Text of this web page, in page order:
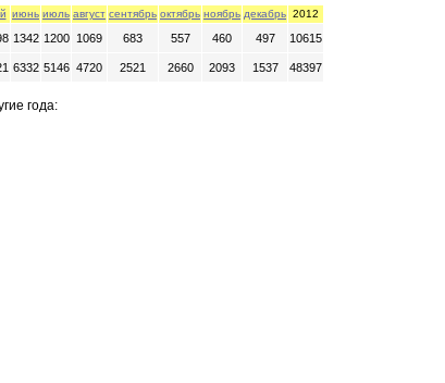
июнь июль август сентябрь октябрь ноябрь декабрь 2012
1342 1200 1069 683 557 460 497 10615
6332 5146 4720 2521 2660 2093 1537 48397
года: